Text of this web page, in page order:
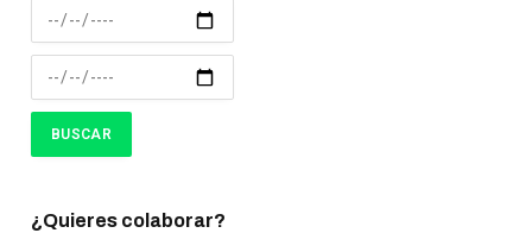
¿Quieres colaborar?